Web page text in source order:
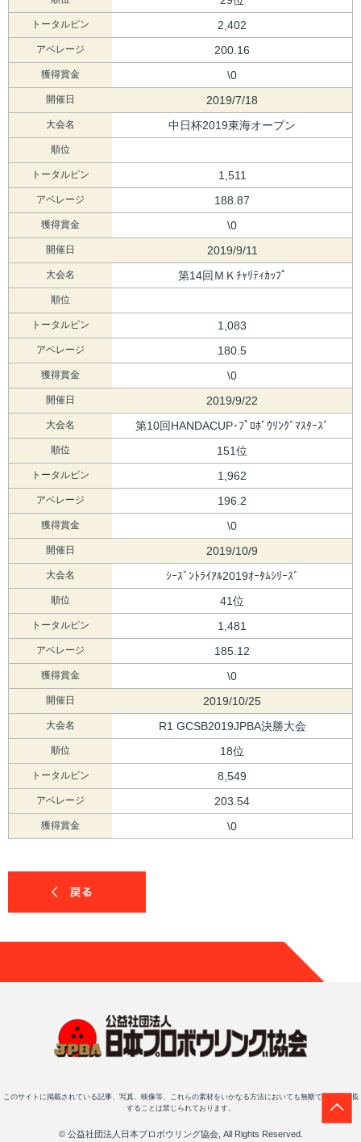
トータルピン 2,402
アベレージ 200.16
獲得賞金 \0
開催日 2019/7/18
大会名 中日杯2019東海オープン
順位
トータルピン 1,511
アベレージ 188.87
獲得賞金 \0
開催日 2019/9/11
大会名 第14回ＭＫﾁｬﾘﾃｨｶｯﾌﾟ
順位
トータルピン 1,083
アベレージ 180.5
獲得賞金 \0
開催日 2019/9/22
大会名 第10回HANDACUP･ﾌﾟﾛﾎﾞｳﾘﾝｸﾞﾏｽﾀｰｽﾞ
順位 151位
トータルピン 1,962
アベレージ 196.2
獲得賞金 \0
開催日 2019/10/9
大会名 ｼｰｽﾞﾝﾄﾗｲｱﾙ2019ｵｰﾀﾑｼﾘｰｽﾞ
順位 41位
トータルピン 1,481
アベレージ 185.12
獲得賞金 \0
開催日 2019/10/25
大会名 R1 GCSB2019JPBA決勝大会
順位 18位
トータルピン 8,549
アベレージ 203.54
獲得賞金 \0
このサイトに掲載されている記事、写真、映像等、これらの素材をいかなる方法においても無断で複写・転載
することは禁じられております。
© 公益社団法人日本プロボウリング協会, All Rights Reserved.